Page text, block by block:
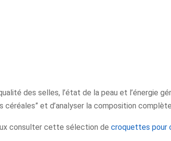
des selles, l’état de la peau et l’énergie
céréales” et d’analyser la composition
consulter cette sélection de croquettes pour